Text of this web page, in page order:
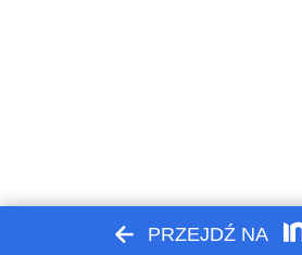
PRZEJDŹ NA